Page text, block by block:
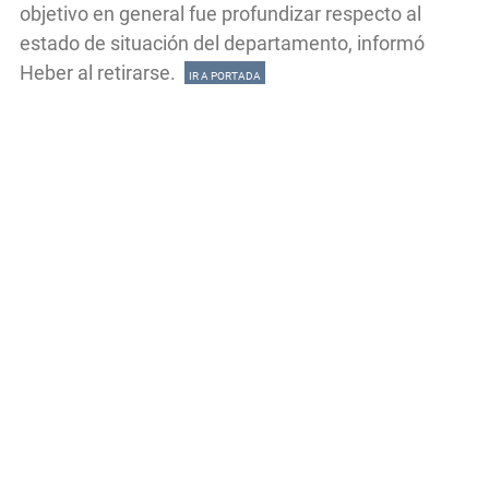
objetivo en general fue profundizar respecto al
estado de situación del departamento, informó
Heber al retirarse.
IR A PORTADA